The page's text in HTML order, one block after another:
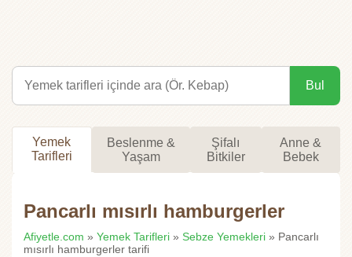
Bul
Yemek
Tarifleri
Beslenme &
Yaşam
Şifalı
Bitkiler
Anne &
Bebek
Pancarlı mısırlı hamburgerler
Afiyetle.com » Yemek Tarifleri » Sebze Yemekleri » Pancarlı
mısırlı hamburgerler tarifi